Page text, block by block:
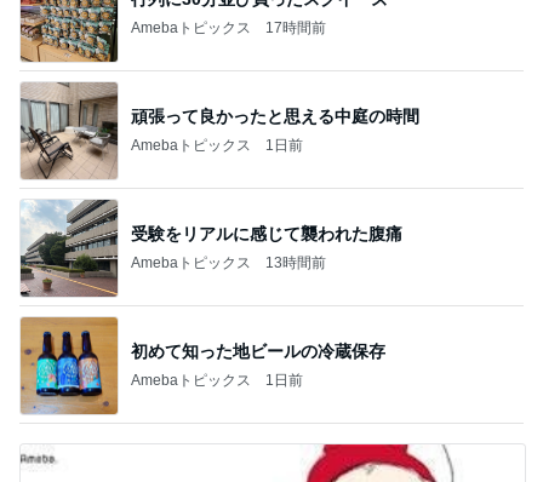
Amebaトピックス 17時間前
頑張って良かったと思える中庭の時間
Amebaトピックス 1日前
受験をリアルに感じて襲われた腹痛
Amebaトピックス 13時間前
初めて知った地ビールの冷蔵保存
Amebaトピックス 1日前